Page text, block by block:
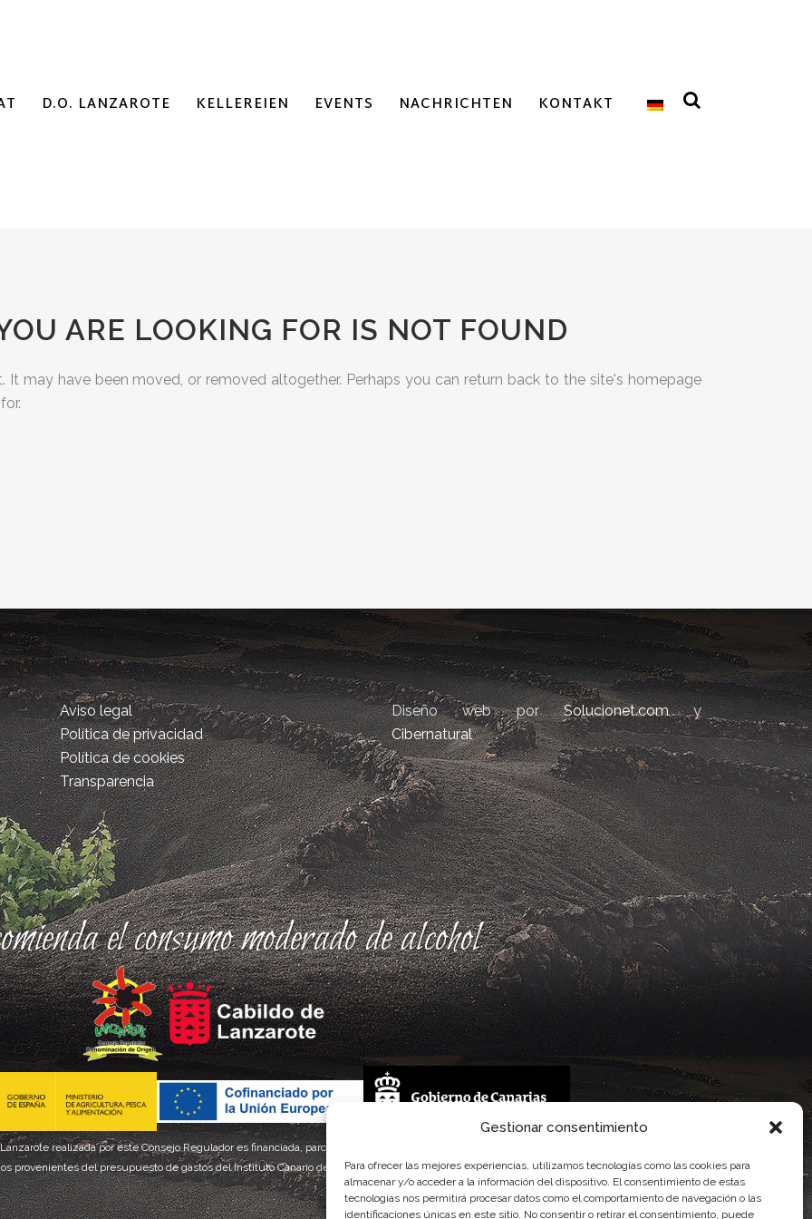
Gestionar consentimiento
Para ofrecer las mejores experiencias, utilizamos tecnologías como las cookies para
almacenar y/o acceder a la información del dispositivo. El consentimiento de estas
tecnologías nos permitirá procesar datos como el comportamiento de navegación o las
identificaciones únicas en este sitio. No consentir o retirar el consentimiento, puede
D.O. LANZAROTE KELLEREIEN EVENTS NACHRICHTEN KONTAKT
ARE LOOKING FOR IS NOT FOUND
may have been moved, or removed altogether. Perhaps you can return back to the site's homepage
Aviso legal
Política de privacidad
Política de cookies
Transparencia
Diseño web porSolucionet.comy
Cibernatural
el consumo moderado de alcohol
realizada por este Consejo Regulador es financiada, parcialmente, por el Gobierno de Canarias
provenientes del presupuesto de gastos del Instituto Canario de Calidad Agroalimentaria